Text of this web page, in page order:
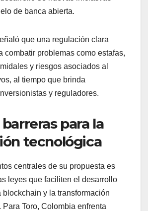
de banca abierta.
que una regulación clara
combatir problemas como estafas,
y riesgos asociados al
al tiempo que brinda
y reguladores.
para la
tecnológica
centrales de su propuesta es
leyes que faciliten el desarrollo
blockchain y la transformación
Toro, Colombia enfrenta